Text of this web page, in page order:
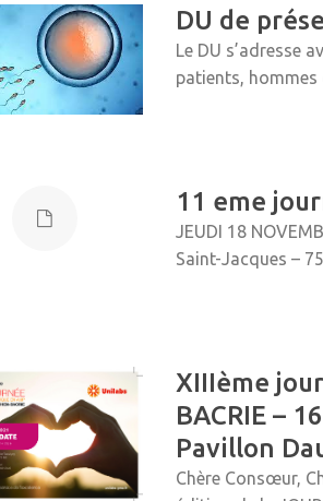
DU de
Le DU s’adresse
patients, hommes
11 eme
JEUDI 18
Saint-Jacques –
XIIIème
BACRIE –
Pavillon
Chère Consœur,